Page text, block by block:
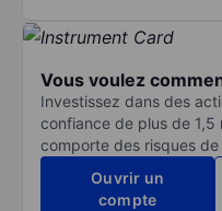
Vous voulez
Investissez dans des
confiance de plus de 1,5
comporte des risques
Ouvrir un
compte